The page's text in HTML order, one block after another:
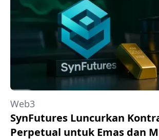
Web3
SynFutures Luncurkan
Perpetual untuk Emas dan